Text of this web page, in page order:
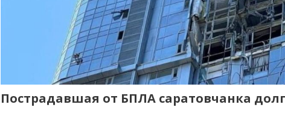
Пострадавшая от БПЛА саратовчанка